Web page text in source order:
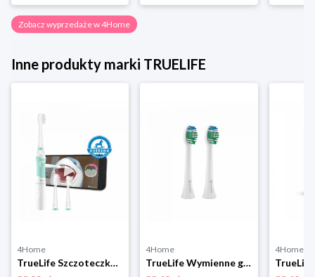
Zobacz wyprzedaże w 4Home
Inne produkty marki TRUELIFE
4Home
TrueLife Szczoteczka soniczna dla dzieci SonicBrush Kid G
4Home
TrueLife Wymienne główki SonicBrush Compact Standard Duo Pack, 2 szt.
4Home